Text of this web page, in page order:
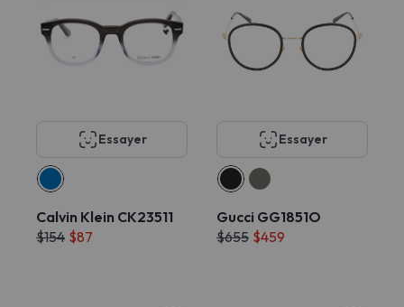
Essayer
Calvin Klein CK23511
$154 $87
Essayer
Gucci GG1851O
$655 $459